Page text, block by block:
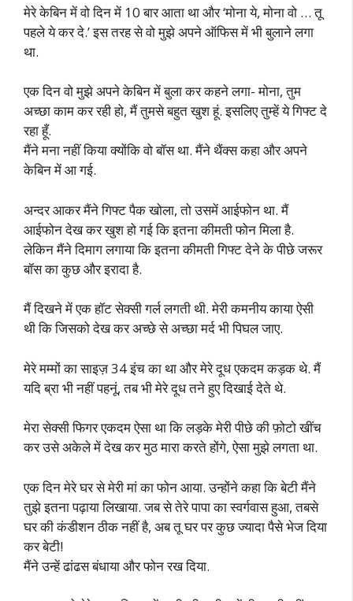
मेरे केबिन में वो दिन में 10 बार आता था और ‘मोना ये, मोना वो … तू
पहले ये कर दे.’ इस तरह से वो मुझे अपने ऑफिस में भी बुलाने लगा
था.
एक दिन वो मुझे अपने केबिन में बुला कर कहने लगा- मोना, तुम
अच्छा काम कर रही हो, मैं तुमसे बहुत खुश हूं. इसलिए तुम्हें ये गिफ्ट दे
रहा हूँ.
मैंने मना नहीं किया क्योंकि वो बॉस था. मैंने थैंक्स कहा और अपने
केबिन में आ गई.
अन्दर आकर मैंने गिफ्ट पैक खोला, तो उसमें आईफोन था. मैं
आईफोन देख कर खुश हो गई कि इतना कीमती फोन मिला है.
लेकिन मैंने दिमाग लगाया कि इतना कीमती गिफ्ट देने के पीछे जरूर
बॉस का कुछ और इरादा है.
मैं दिखने में एक हॉट सेक्सी गर्ल लगती थी. मेरी कमनीय काया ऐसी
थी कि जिसको देख कर अच्छे से अच्छा मर्द भी पिघल जाए.
मेरे मम्मों का साइज़ 34 इंच का था और मेरे दूध एकदम कड़क थे. मैं
यदि ब्रा भी नहीं पहनूं, तब भी मेरे दूध तने हुए दिखाई देते थे.
मेरा सेक्सी फिगर एकदम ऐसा था कि लड़के मेरी पीछे की फ़ोटो खींच
कर उसे अकेले में देख कर मुठ मारा करते होंगे, ऐसा मुझे लगता था.
एक दिन मेरे घर से मेरी मां का फोन आया. उन्होंने कहा कि बेटी मैंने
तुझे इतना पढ़ाया लिखाया. जब से तेरे पापा का स्वर्गवास हुआ, तबसे
घर की कंडीशन ठीक नहीं है, अब तू घर पर कुछ ज्यादा पैसे भेज दिया
कर बेटी!
मैंने उन्हें ढांढस बंधाया और फोन रख दिया.